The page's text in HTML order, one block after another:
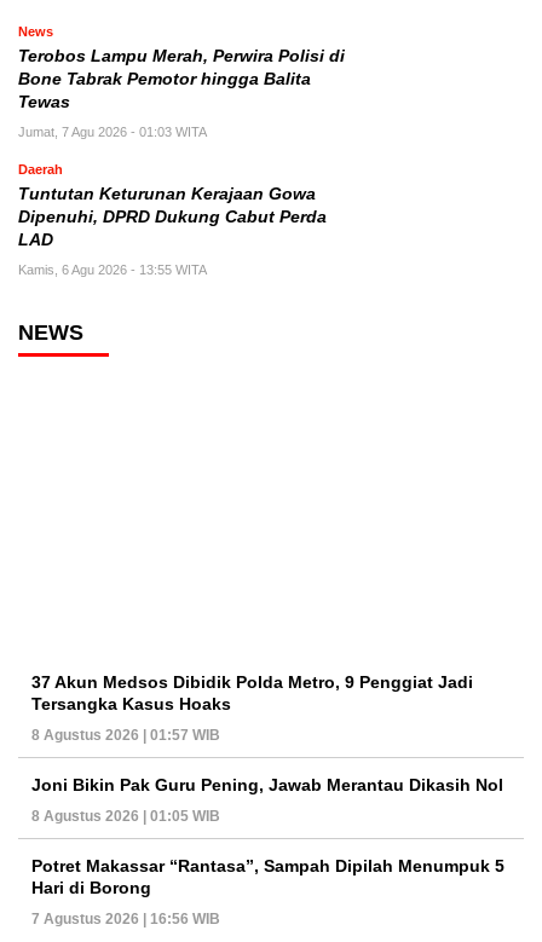
News
Terobos Lampu Merah, Perwira Polisi di
Bone Tabrak Pemotor hingga Balita
Tewas
Jumat, 7 Agu 2026 - 01:03 WITA
Daerah
Tuntutan Keturunan Kerajaan Gowa
Dipenuhi, DPRD Dukung Cabut Perda
LAD
Kamis, 6 Agu 2026 - 13:55 WITA
NEWS
37 Akun Medsos Dibidik Polda Metro, 9 Penggiat Jadi
Tersangka Kasus Hoaks
8 Agustus 2026 | 01:57 WIB
Joni Bikin Pak Guru Pening, Jawab Merantau Dikasih Nol
8 Agustus 2026 | 01:05 WIB
Potret Makassar “Rantasa”, Sampah Dipilah Menumpuk 5
Hari di Borong
7 Agustus 2026 | 16:56 WIB